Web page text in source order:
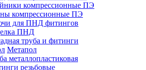
компрессионные ПЭ
компрессионные ПЭ
для ПНД фитингов
ПНД
труба и фитинги
Метапол
металлопластиковая
резьбовые